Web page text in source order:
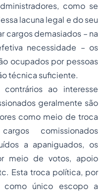
como se
lacuna legal e do seu
cargos demasiados – na
necessidade – os
ocupados por pessoas
técnica suficiente.
ao interesse
geralmente são
como meio de troca
comissionados
a apaniguados, os
meio de votos, apoio
Esta troca política, por
único escopo a